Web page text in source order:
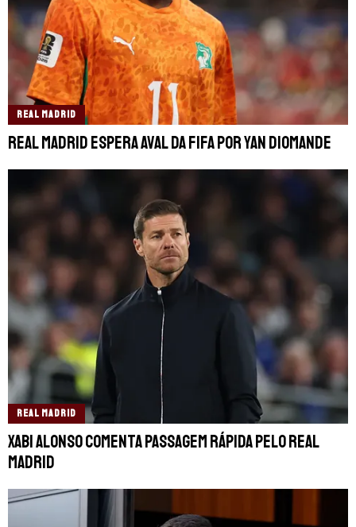
REAL MADRID
Real Madrid espera aval da FIFA por Yan Diomande
REAL MADRID
Xabi Alonso comenta passagem rápida pelo Real
Madrid